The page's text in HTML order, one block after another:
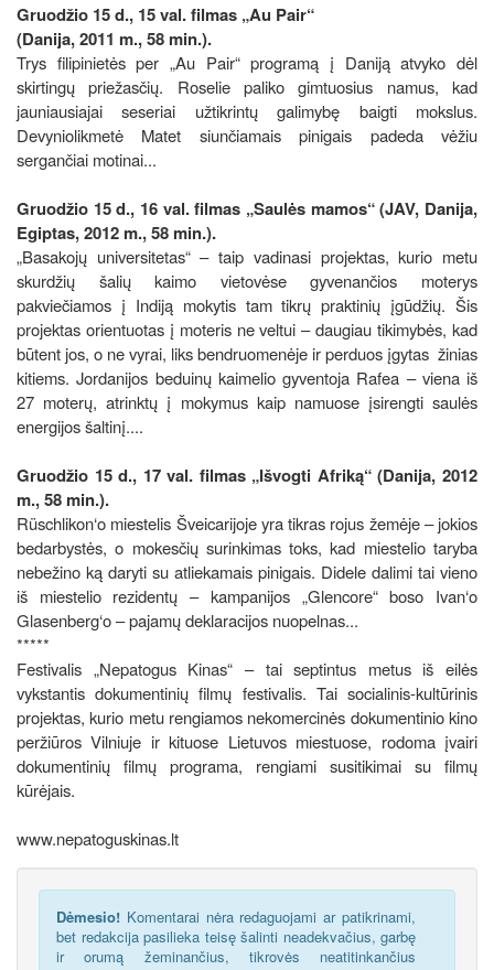
Gruodžio 15 d., 15 val. filmas „Au Pair“
(Danija, 2011 m., 58 min.).
Trys filipinietės per „Au Pair“ programą į Daniją atvyko dėl
skirtingų priežasčių. Roselie paliko gimtuosius namus, kad
jauniausiajai seseriai užtikrintų galimybę baigti mokslus.
Devyniolikmetė Matet siunčiamais pinigais padeda vėžiu
sergančiai motinai...
Gruodžio 15 d., 16 val. filmas „Saulės mamos“ (JAV, Danija,
Egiptas, 2012 m., 58 min.).
„Basakojų universitetas“ – taip vadinasi projektas, kurio metu
skurdžių šalių kaimo vietovėse gyvenančios moterys
pakviečiamos į Indiją mokytis tam tikrų praktinių įgūdžių. Šis
projektas orientuotas į moteris ne veltui – daugiau tikimybės, kad
būtent jos, o ne vyrai, liks bendruomenėje ir perduos įgytas žinias
kitiems. Jordanijos beduinų kaimelio gyventoja Rafea – viena iš
27 moterų, atrinktų į mokymus kaip namuose įsirengti saulės
energijos šaltinį....
Gruodžio 15 d., 17 val. filmas „Išvogti Afriką“ (Danija, 2012
m., 58 min.).
Rüschlikon‘o miestelis Šveicarijoje yra tikras rojus žemėje – jokios
bedarbystės, o mokesčių surinkimas toks, kad miestelio taryba
nebežino ką daryti su atliekamais pinigais. Didele dalimi tai vieno
iš miestelio rezidentų – kampanijos „Glencore“ boso Ivan‘o
Glasenberg‘o – pajamų deklaracijos nuopelnas...
*****
Festivalis „Nepatogus Kinas“ – tai septintus metus iš eilės
vykstantis dokumentinių filmų festivalis. Tai socialinis-kultūrinis
projektas, kurio metu rengiamos nekomercinės dokumentinio kino
peržiūros Vilniuje ir kituose Lietuvos miestuose, rodoma įvairi
dokumentinių filmų programa, rengiami susitikimai su filmų
kūrėjais.
www.nepatoguskinas.lt
Dėmesio! Komentarai nėra redaguojami ar patikrinami,
bet redakcija pasilieka teisę šalinti neadekvačius, garbę
ir orumą žeminančius, tikrovės neatitinkančius